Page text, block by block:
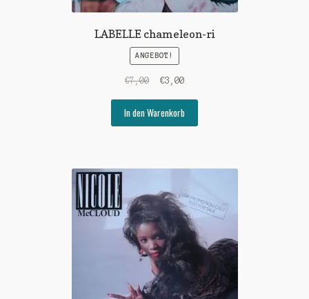
LABELLE chameleon-ri
ANGEBOT!
€7,00
Ursprünglicher
war:
€7,00
€3,00Aktueller
ist:
€3,00.
In den Warenkorb